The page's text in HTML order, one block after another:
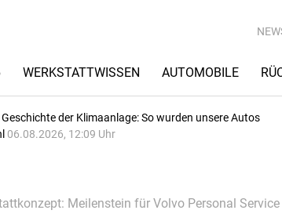
WERKSTATTWISSEN AUTOMOBILE
Geschichte der Klimaanlage: So wurden unsere Autos
06.08.2026, 12:09 Uhr
Meilenstein für Volvo Personal Service